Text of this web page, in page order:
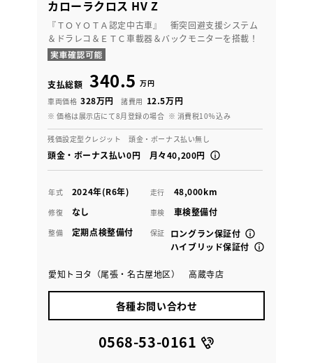
カローラクロス HV Z
『ＴＯＹＯＴＡ認定中古車』 衝突回避支援システム
＆ドラレコ＆ＥＴＣ車載器＆バックモニターを搭載！
支払総額 340.5 万円
車両価格 328万円 諸費用 12.5万円
※ 価格は展示店にて8月登録の場合 ※ 消費税10％込み
残価設定型クレジット 頭金・ボーナス払い無し
頭金・ボーナス払い0円 月々40,200円
年式 2024年(R6年) 走行 48,000km
修復 なし 車検 車検整備付
整備 定期点検整備付 保証
ロングラン保証付
ハイブリッド保証付
愛知トヨタ（尾張・名古屋地区） 高蔵寺店
各種お問い合わせ
0568-53-0161